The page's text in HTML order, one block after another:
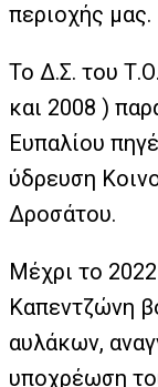
περιοχής μας.
Το Δ.Σ. του
και 2008 )
Ευπαλίου
ύδρευση
Δροσάτου.
Μέχρι το
Καπεντζώνη
αυλάκων,
υποχρέωση